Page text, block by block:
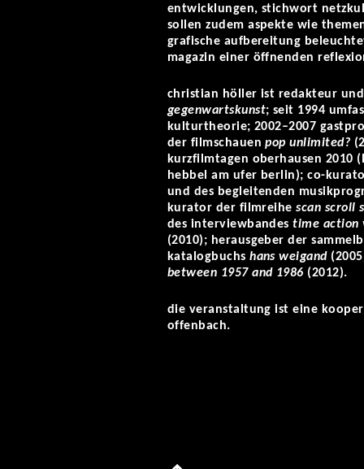
entwicklungen, stichwort
sollen zudem aspekte wie
grafische aufbereitung
magazin einer öffnenden
christian höller ist redakteur
gegenwartskunst; seit 1994
kulturtheorie; 2002–2007
der filmschauenpop unlimited?
kurzfilmtagen oberhausen 2010
hebbel am ufer berlin); co-
und des begleitenden
kurator der filmreihescan scroll
des interviewbandestime action
(2010); herausgeber der
katalogbuchshans weigand
between 1957 and 1986 (2012).
die veranstaltung ist eine
offenbach.